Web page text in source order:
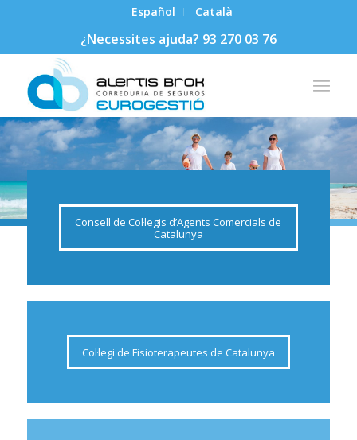
Español Català
¿Necessites ajuda? 93 270 03 76
Consell de Col·legis d’Agents Comercials de
Catalunya
Col·legi de Fisioterapeutes de Catalunya